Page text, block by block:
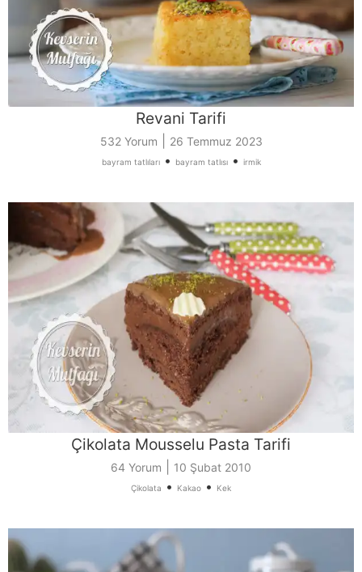
Revani Tarifi
532 Yorum 26 Temmuz 2023
bayram tatlıları• bayram tatlısı• irmik
Çikolata Mousselu Pasta Tarifi
64 Yorum 10 Şubat 2010
Çikolata • Kakao • Kek